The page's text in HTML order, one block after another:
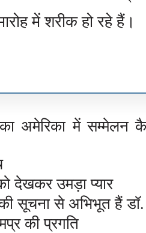
में शरीक हो रहे हैं।
अमेरिका में सम्मेलन
देखकर उमड़ा प्यार
सूचना से अभिभूत हैं डॉ.
की प्रगति